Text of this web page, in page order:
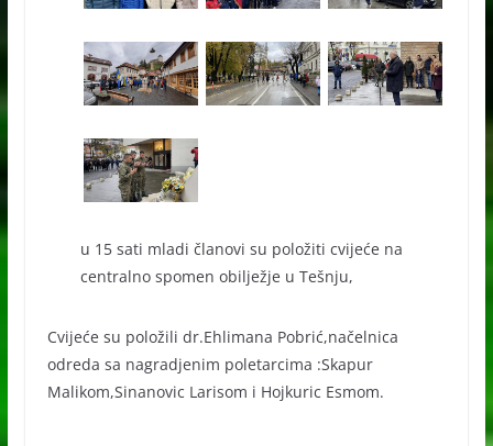
u 15 sati mladi članovi su položiti cvijeće na
centralno spomen obilježje u Tešnju,
Cvijeće su položili dr.Ehlimana Pobrić,načelnica
odreda sa nagradjenim poletarcima :Skapur
Malikom,Sinanovic Larisom i Hojkuric Esmom.